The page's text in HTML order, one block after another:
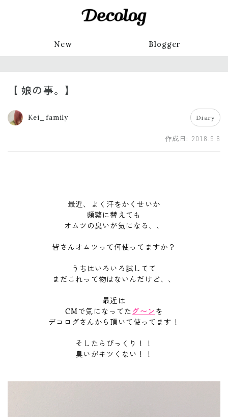
New Blogger
【 娘の事。】
Kei_family Diary
作成日: 2018.9.6
最近、よく汗をかくせいか
頻繁に替えても
オムツの臭いが気になる、、
皆さんオムツって何使ってますか？
うちはいろいろ試してて
まだこれって物はないんだけど、、
最近は
CMで気になってた グ〜ン を
デコログさんから頂いて使ってます！
そしたらびっくり！！
臭いがキツくない！！